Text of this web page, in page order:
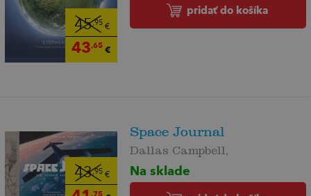
45,95€
43,65€
pridať do košíka
43,95€
,75
Space Journal
Dallas Campbell,
Na sklade